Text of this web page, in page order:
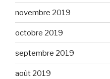
novembre 2019
octobre 2019
septembre 2019
août 2019